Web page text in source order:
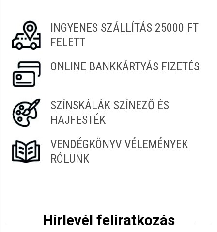
Funkció:
Sampon
Termékcsalád:
Pálúr 2022.06.19. 08:37
Istánné 2021.12.02. 16:33
INGYENES SZÁLLÍTÁS 25000 FT
FELETT
ONLINE BANKKÁRTYÁS FIZETÉS
SZÍNSKÁLÁK SZÍNEZŐ ÉS
HAJFESTÉK
VENDÉGKÖNYV VÉLEMÉNYEK
RÓLUNK
Hírlevél feliratkozás